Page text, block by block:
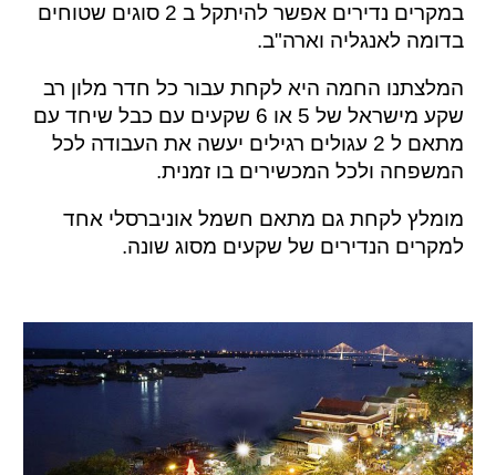
במקרים נדירים אפשר להיתקל ב 2 סוגים שטוחים
בדומה לאנגליה וארה"ב.
המלצתנו החמה היא לקחת עבור כל חדר מלון רב
שקע מישראל של 5 או 6 שקעים עם כבל שיחד עם
מתאם ל 2 עגולים רגילים יעשה את העבודה לכל
המשפחה ולכל המכשירים בו זמנית.
מומלץ לקחת גם מתאם חשמל אוניברסלי אחד
למקרים הנדירים של שקעים מסוג שונה.